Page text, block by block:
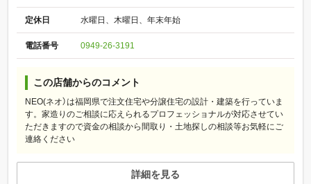
定休日 水曜日、木曜日、年末年始
電話番号 0949-26-3191
この店舗からのコメント
NEO(ネオ）は福岡県で注文住宅や分譲住宅の設計・建築を行っていま
す。家造りのご相談に応えられるプロフェッショナルが対応させてい
ただきますので資金の相談から間取り・土地探しの相談等お気軽にご
連絡ください
詳細を見る